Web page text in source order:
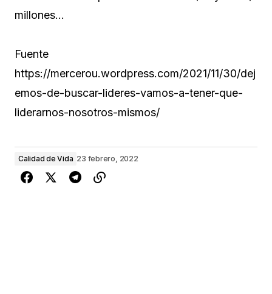
millones…
Fuente
https://mercerou.wordpress.com/2021/11/30/dej
emos-de-buscar-lideres-vamos-a-tener-que-
liderarnos-nosotros-mismos/
Calidad de Vida 23 febrero, 2022